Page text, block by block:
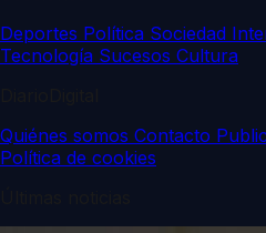
Deportes Política Sociedad
Tecnología Sucesos Cultura
Quiénes somos Contacto
Política de cookies